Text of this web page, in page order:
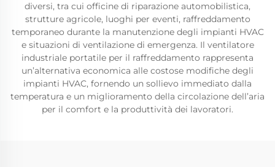
diversi, tra cui officine di riparazione automobilistica,
strutture agricole, luoghi per eventi, raffreddamento
temporaneo durante la manutenzione degli impianti HVAC
e situazioni di ventilazione di emergenza. Il ventilatore
industriale portatile per il raffreddamento rappresenta
un’alternativa economica alle costose modifiche degli
impianti HVAC, fornendo un sollievo immediato dalla
temperatura e un miglioramento della circolazione dell’aria
per il comfort e la produttività dei lavoratori.